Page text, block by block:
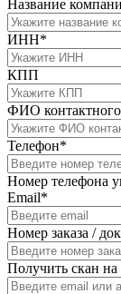
Название
ИНН*
КПП
ФИО
Телефон*
Номер телефона
Email*
Номер заказа /
Получить скан